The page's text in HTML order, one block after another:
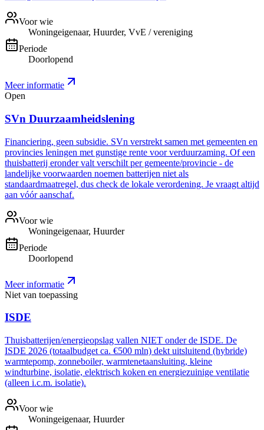
Voor wie
Woningeigenaar, Huurder, VvE / vereniging
Periode
Doorlopend
Meer informatie
Open
SVn Duurzaamheidslening
Financiering, geen subsidie. SVn verstrekt samen met gemeenten en
provincies leningen met gunstige rente voor verduurzaming. Of een
thuisbatterij eronder valt verschilt per gemeente/provincie - de
landelijke voorwaarden noemen batterijen niet als
standaardmaatregel, dus check de lokale verordening. Je vraagt altijd
aan vóór aanschaf.
Voor wie
Woningeigenaar, Huurder
Periode
Doorlopend
Meer informatie
Niet van toepassing
ISDE
Thuisbatterijen/energieopslag vallen NIET onder de ISDE. De
ISDE 2026 (totaalbudget ca. €500 mln) dekt uitsluitend (hybride)
warmtepomp, zonneboiler, warmtenetaansluiting, kleine
windturbine, isolatie, elektrisch koken en energiezuinige ventilatie
(alleen i.c.m. isolatie).
Voor wie
Woningeigenaar, Huurder